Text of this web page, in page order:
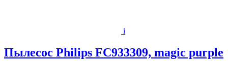
i
Пылесос Philips FC933309, magic purple